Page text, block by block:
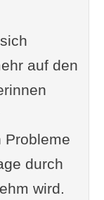
auf den
Probleme
durch
wird.